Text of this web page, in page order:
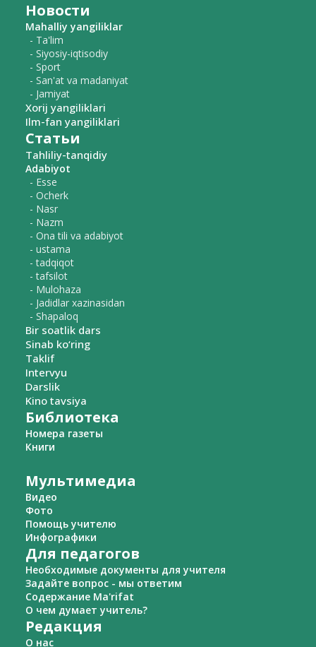
Новости
Mahalliy yangiliklar
- Ta'lim
- Siyosiy-iqtisodiy
- Sport
- San'at va madaniyat
- Jamiyat
Xorij yangiliklari
Ilm-fan yangiliklari
Статьи
Tahliliy-tanqidiy
Adabiyot
- Esse
- Ocherk
- Nasr
- Nazm
- Ona tili va adabiyot
- ustama
- tadqiqot
- tafsilot
- Mulohaza
- Jadidlar xazinasidan
- Shapaloq
Bir soatlik dars
Sinab ko‘ring
Taklif
Intervyu
Darslik
Kino tavsiya
Библиотека
Номера газеты
Книги
Мультимедиа
Видео
Фото
Помощь учителю
Инфографики
Для педагогов
Необходимые документы для учителя
Задайте вопрос - мы ответим
Содержание Ma'rifat
О чем думает учитель?
Редакция
О нас